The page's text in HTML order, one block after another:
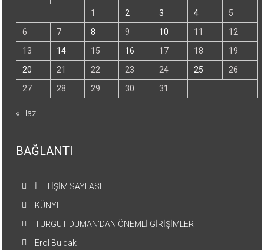
1
2 3 4
5
6
7 8 9 10 11
12
13
14 15 16 17 18
19
20
21 22 23 24 25
26
27
28 29 30 31
« Haz
BAĞLANTI
İLETİŞİM SAYFASI
KÜNYE
TURGUT DUMAN’DAN ÖNEMLİ GİRİŞİMLER
Erol Buldak